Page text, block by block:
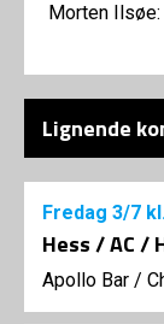
Morten Ilsøe:
Lignende
Fredag 3/7
Hess / AC /
Apollo Bar /